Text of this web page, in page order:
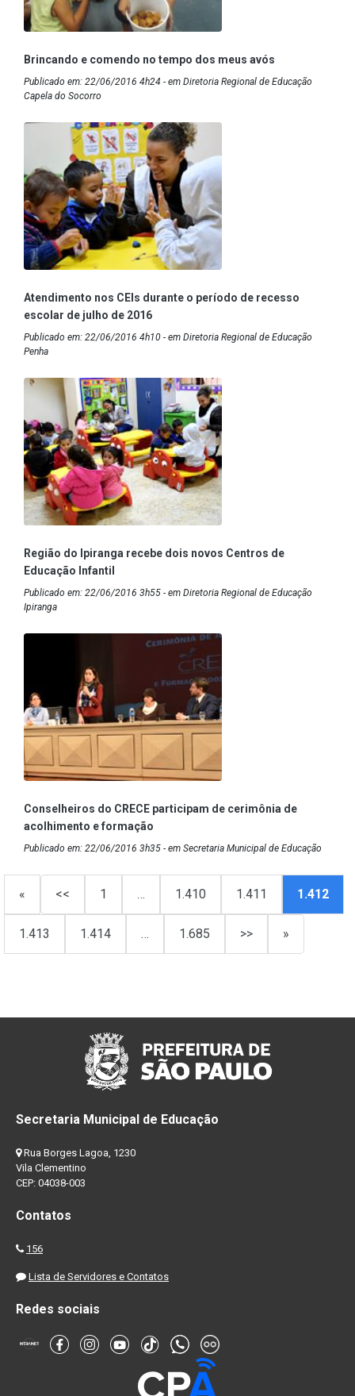
Brincando e comendo no tempo dos meus avós
Publicado em: 22/06/2016 4h24 - em Diretoria Regional de Educação
Capela do Socorro
Atendimento nos CEIs durante o período de recesso
escolar de julho de 2016
Publicado em: 22/06/2016 4h10 - em Diretoria Regional de Educação
Penha
Região do Ipiranga recebe dois novos Centros de
Educação Infantil
Publicado em: 22/06/2016 3h55 - em Diretoria Regional de Educação
Ipiranga
Conselheiros do CRECE participam de cerimônia de
acolhimento e formação
Publicado em: 22/06/2016 3h35 - em Secretaria Municipal de Educação
« << 1 … 1.410 1.411 1.412
1.413 1.414 … 1.685 >> »
Secretaria Municipal de Educação
Rua Borges Lagoa, 1230
Vila Clementino
CEP: 04038-003
Contatos
156
Lista de Servidores e Contatos
Redes sociais